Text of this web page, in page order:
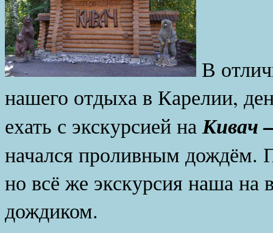
В
нашего отдыха в Карелии,
ехать с экскурсией наКивач
начался проливным дождём.
но всё же экскурсия наша на
дождиком.